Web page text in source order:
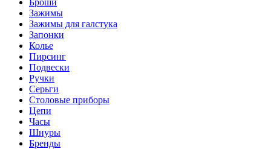
Зажимы
Зажимы для галстука
Запонки
Колье
Пирсинг
Подвески
Ручки
Серьги
Столовые приборы
Цепи
Часы
Шнуры
Бренды